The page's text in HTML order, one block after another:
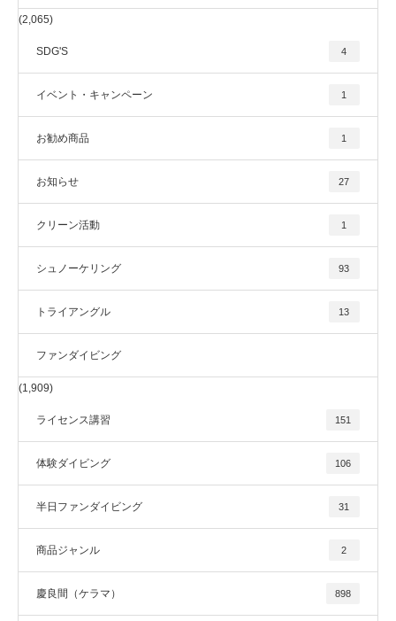
(2,065)
SDG'S 4
イベント・キャンペーン 1
お勧め商品 1
お知らせ 27
クリーン活動 1
シュノーケリング 93
トライアングル 13
ファンダイビング
(1,909)
ライセンス講習 151
体験ダイビング 106
半日ファンダイビング 31
商品ジャンル 2
慶良間（ケラマ） 898